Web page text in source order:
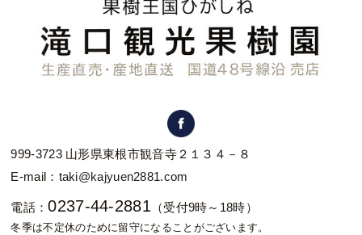
999-3723 山形県東根市観音寺２１３４－８
E-mail： taki@kajyuen2881.com
電話：0237-44-2881 （受付9時～18時）
冬季は不定休のために留守になることがございます。